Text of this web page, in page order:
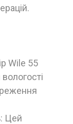
Wile 55
Цей